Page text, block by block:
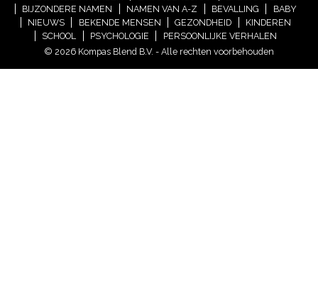
BIJZONDERE NAMEN
NAMEN VAN A-Z BEVALLING
BABY
NIEUWS
BEKENDE MENSEN GEZONDHEID
KINDEREN
SCHOOL
PSYCHOLOGIE
PERSOONLIJKE VERHALEN
© 2026 Kompas Blend B.V. - Alle rechten voorbehouden